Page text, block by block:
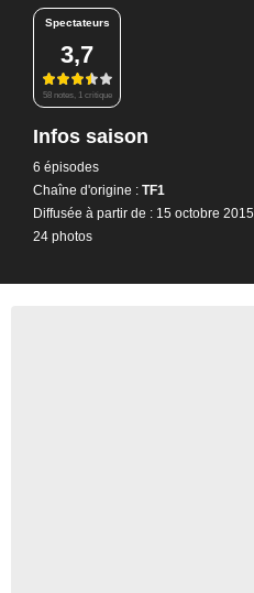
Spectateurs
3,7
58 notes, 1 critique
Infos saison
6 épisodes
Chaîne d'origine : TF1
Diffusée à partir de : 15 octobre 2015
24 photos